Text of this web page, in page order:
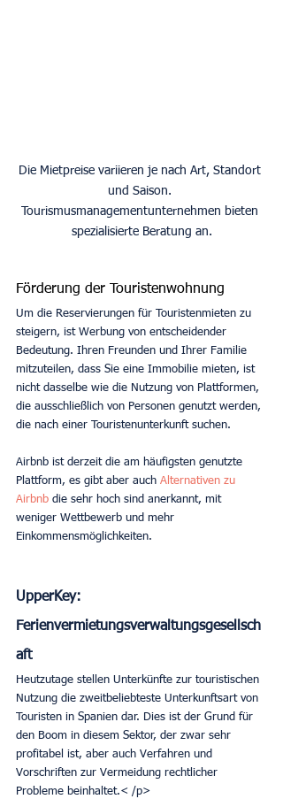
Die Mietpreise variieren je nach Art, Standort
und Saison.
Tourismusmanagementunternehmen bieten
spezialisierte Beratung an.
Förderung der Touristenwohnung
Um die Reservierungen für Touristenmieten zu
steigern, ist Werbung von entscheidender
Bedeutung. Ihren Freunden und Ihrer Familie
mitzuteilen, dass Sie eine Immobilie mieten, ist
nicht dasselbe wie die Nutzung von Plattformen,
die ausschließlich von Personen genutzt werden,
die nach einer Touristenunterkunft suchen.
Airbnb ist derzeit die am häufigsten genutzte
Plattform, es gibt aber auch Alternativen zu
Airbnb die sehr hoch sind anerkannt, mit
weniger Wettbewerb und mehr
Einkommensmöglichkeiten.
UpperKey:
Ferienvermietungsverwaltungsgesellsch
aft
Heutzutage stellen Unterkünfte zur touristischen
Nutzung die zweitbeliebteste Unterkunftsart von
Touristen in Spanien dar. Dies ist der Grund für
den Boom in diesem Sektor, der zwar sehr
profitabel ist, aber auch Verfahren und
Vorschriften zur Vermeidung rechtlicher
Probleme beinhaltet.< /p>